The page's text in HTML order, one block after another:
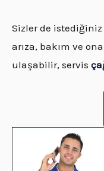
Sizler de
arıza, bakım ve
ulaşabilir, servis